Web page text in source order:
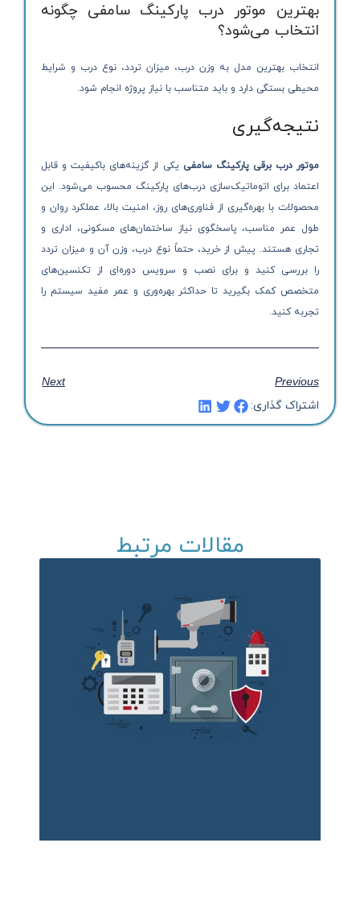
بهترین موتور درب پارکینگ سامفی چگونه
انتخاب می‌شود؟
انتخاب بهترین مدل به وزن درب، میزان تردد، نوع درب و شرایط
محیطی بستگی دارد و باید متناسب با نیاز پروژه انجام شود.
نتیجه‌گیری
موتور درب برقی پارکینگ سامفی یکی از گزینه‌های باکیفیت و قابل
اعتماد برای اتوماتیک‌سازی درب‌های پارکینگ محسوب می‌شود. این
محصولات با بهره‌گیری از فناوری‌های روز، امنیت بالا، عملکرد روان و
طول عمر مناسب، پاسخگوی نیاز ساختمان‌های مسکونی، اداری و
تجاری هستند. پیش از خرید، حتماً نوع درب، وزن آن و میزان تردد
را بررسی کنید و برای نصب و سرویس دوره‌ای از تکنسین‌های
متخصص کمک بگیرید تا حداکثر بهره‌وری و عمر مفید سیستم را
تجربه کنید.
Previous
Next
اشتراک گذاری:
مقالات مرتبط